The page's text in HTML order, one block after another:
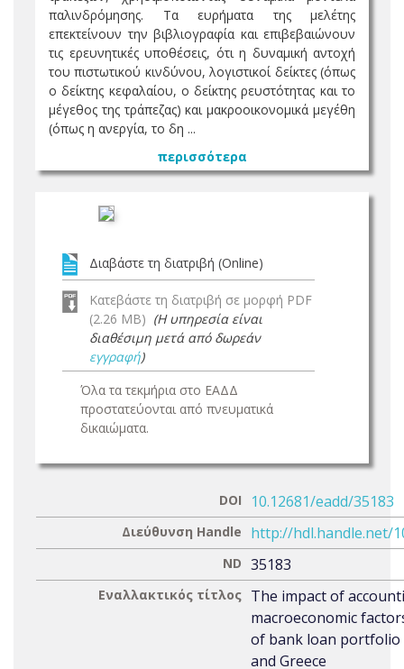
παλινδρόμησης. Τα ευρήματα της μελέτης
επεκτείνουν την βιβλιογραφία και επιβεβαιώνουν
τις ερευνητικές υποθέσεις, ότι η δυναμική αντοχή
του πιστωτικού κινδύνου, λογιστικοί δείκτες (όπως
ο δείκτης κεφαλαίου, ο δείκτης ρευστότητας και το
μέγεθος της τράπεζας) και μακροοικονομικά μεγέθη
(όπως η ανεργία, το δη ...
περισσότερα
Διαβάστε τη διατριβή (Online)
Κατεβάστε τη διατριβή σε μορφή PDF
(2.26 MB) (Η υπηρεσία είναι
διαθέσιμη μετά από δωρεάν
εγγραφή)
Όλα τα τεκμήρια στο ΕΑΔΔ
προστατεύονται από πνευματικά
δικαιώματα.
DOI 10.12681/eadd/35183
Διεύθυνση Handle http://hdl.handle.net/
ND 35183
Εναλλακτικός τίτλος The impact of
macroeconomic
of bank loan portfolio
and Greece